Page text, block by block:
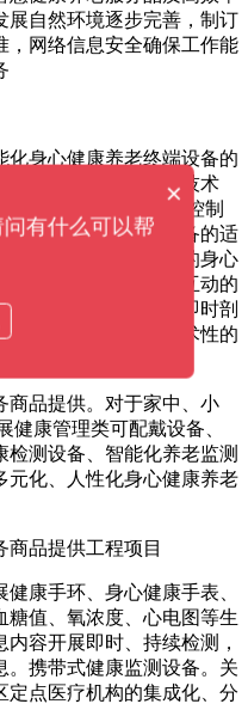
展自然环境逐步完善，制订
，网络信息安全确保工作能
化身心健康养老终端设备的
，室内室外定位导航技术
功耗低、性能卓越微控制
健康养老终端设备设备的适
用健康管理终端设备的身心
大空间、多插口、多互动的
推动身心健康情况即时剖
势等数据分析系统技术性的
商品提供。对于家中、小
健康管理类可配戴设备、
测设备、智能化养老监测
元化、人性化身心健康养老
商品提供工程项目
康手环、身心健康手表、
糖值、氧浓度、心电图等生
容开展即时、持续检测，
。携带式健康监测设备。关
定点医疗机构的集成化、分
×
有什么可以帮